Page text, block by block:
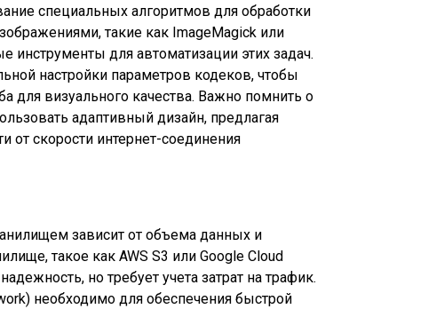
специальных алгоритмов для обработки
такие как ImageMagick или
инструменты для автоматизации этих задач.
настройки параметров кодеков, чтобы
для визуального качества. Важно помнить о
адаптивный дизайн, предлагая
от скорости интернет-соединения
зависит от объема данных и
такое как AWS S3 или Google Cloud
но требует учета затрат на трафик.
необходимо для обеспечения быстрой